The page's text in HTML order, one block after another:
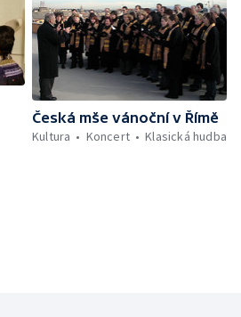
Česká mše vánoční v Římě
Kultura
Koncert Klasická hudba